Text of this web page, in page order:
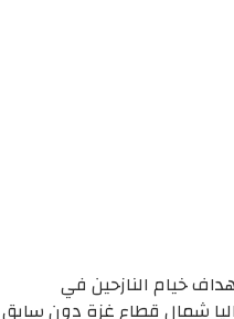
خيام النازحين في
شمال قطاع غزة دون سابق